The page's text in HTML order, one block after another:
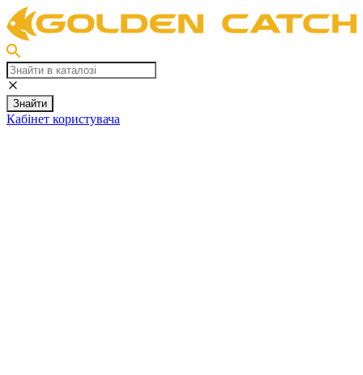
Знайти
Кабінет користувача